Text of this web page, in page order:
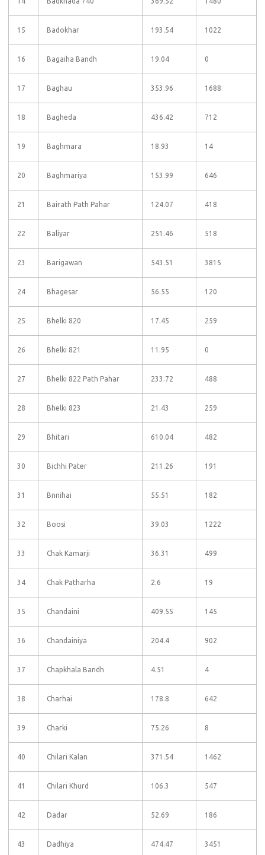
15 Badokhar 193.54 1022
16 Bagaiha Bandh 19.04 0
17 Baghau 353.96 1688
18 Bagheda 436.42 712
19 Baghmara 18.93 14
20 Baghmariya 153.99 646
21 Bairath Path Pahar 124.07 418
22 Baliyar 251.46 518
23 Barigawan 543.51 3815
24 Bhagesar 56.55 120
25 Bhelki 820 17.45 259
26 Bhelki 821 11.95 0
27 Bhelki 822 Path Pahar 233.72 488
28 Bhelki 823 21.43 259
29 Bhitari 610.04 482
30 Bichhi Pater 211.26 191
31 Bnnihai 55.51 182
32 Boosi 39.03 1222
33 Chak Kamarji 36.31 499
34 Chak Patharha 2.6 19
35 Chandaini 409.55 145
36 Chandainiya 204.4 902
37 Chapkhala Bandh 4.51 4
38 Charhai 178.8 642
39 Charki 75.26 8
40 Chilari Kalan 371.54 1462
41 Chilari Khurd 106.3 547
42 Dadar 52.69 186
43 Dadhiya 474.47 3451